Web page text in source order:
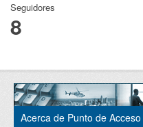
Seguidores
8
Acerca de Punto de